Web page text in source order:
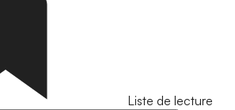
Liste de lecture